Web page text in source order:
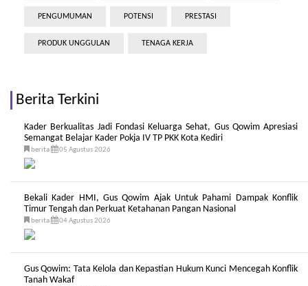
PENGUMUMAN POTENSI PRESTASI
PRODUK UNGGULAN TENAGA KERJA
Berita Terkini
Kader Berkualitas Jadi Fondasi Keluarga Sehat, Gus Qowim Apresiasi
Semangat Belajar Kader Pokja IV TP PKK Kota Kediri
berita 05 Agustus 2026
Bekali Kader HMI, Gus Qowim Ajak Untuk Pahami Dampak Konflik
Timur Tengah dan Perkuat Ketahanan Pangan Nasional
berita 04 Agustus 2026
Gus Qowim: Tata Kelola dan Kepastian Hukum Kunci Mencegah Konflik
Tanah Wakaf